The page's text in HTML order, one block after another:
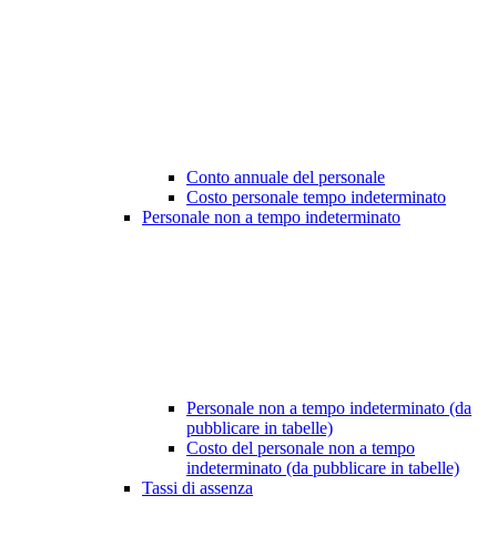
Conto annuale del personale
Costo personale tempo indeterminato
Personale non a tempo indeterminato
Personale non a tempo indeterminato (da
pubblicare in tabelle)
Costo del personale non a tempo
indeterminato (da pubblicare in tabelle)
Tassi di assenza